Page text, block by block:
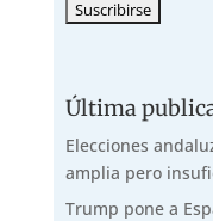
Última
Elecciones
amplia pero
Trump pone a